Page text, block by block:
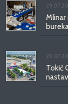
Mlinar
Tokić